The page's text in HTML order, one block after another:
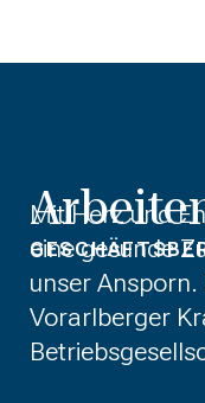
Mit Herz und
eine gesunde
unser
Vorarlberger